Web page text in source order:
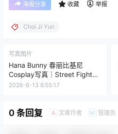
海报分享 收藏 举报
Choi Ji Yun
写真图片
Hana Bunny 春丽比基尼
Cosplay写真｜Street Fighter
Chun Li 高清图片合集[14P-
2026-6-13 6:55:17
0 条回复 A 文章作者 M 管理员